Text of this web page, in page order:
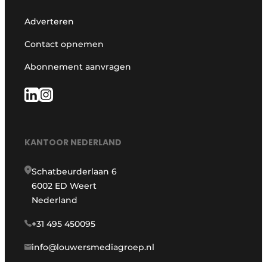
Adverteren
Contact opnemen
Abonnement aanvragen
KANTOOR NEDERLAND
Schatbeurderlaan 6
6002 ED Weert
Nederland
+31 495 450095
info@louwersmediagroep.nl